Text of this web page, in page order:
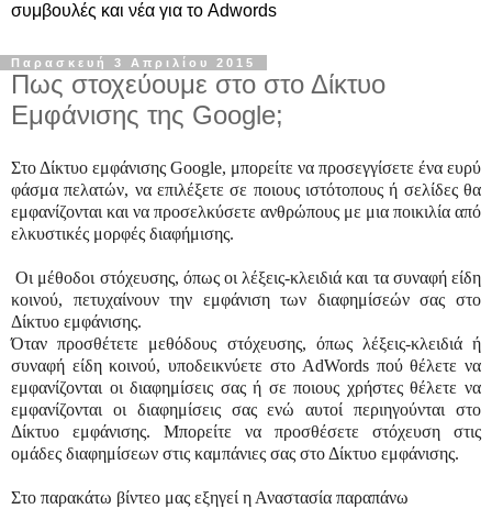
συμβουλές και νέα για το Adwords
Παρασκευή 3 Απριλίου 2015
Πως στοχεύουμε στο στο Δίκτυο
Εμφάνισης της Google;
Στο Δίκτυο εμφάνισης Google, μπορείτε να προσεγγίσετε ένα ευρύ
φάσμα πελατών, να επιλέξετε σε ποιους ιστότοπους ή σελίδες θα
εμφανίζονται και να προσελκύσετε ανθρώπους με μια ποικιλία από
ελκυστικές μορφές διαφήμισης.
Οι μέθοδοι στόχευσης, όπως οι λέξεις-κλειδιά και τα συναφή είδη
κοινού, πετυχαίνουν την εμφάνιση των διαφημίσεών σας στο
Δίκτυο εμφάνισης.
Όταν προσθέτετε μεθόδους στόχευσης, όπως λέξεις-κλειδιά ή
συναφή είδη κοινού, υποδεικνύετε στο AdWords πού θέλετε να
εμφανίζονται οι διαφημίσεις σας ή σε ποιους χρήστες θέλετε να
εμφανίζονται οι διαφημίσεις σας ενώ αυτοί περιηγούνται στο
Δίκτυο εμφάνισης. Μπορείτε να προσθέσετε στόχευση στις
ομάδες διαφημίσεων στις καμπάνιες σας στο Δίκτυο εμφάνισης.
Στο παρακάτω βίντεο μας εξηγεί η Αναστασία παραπάνω